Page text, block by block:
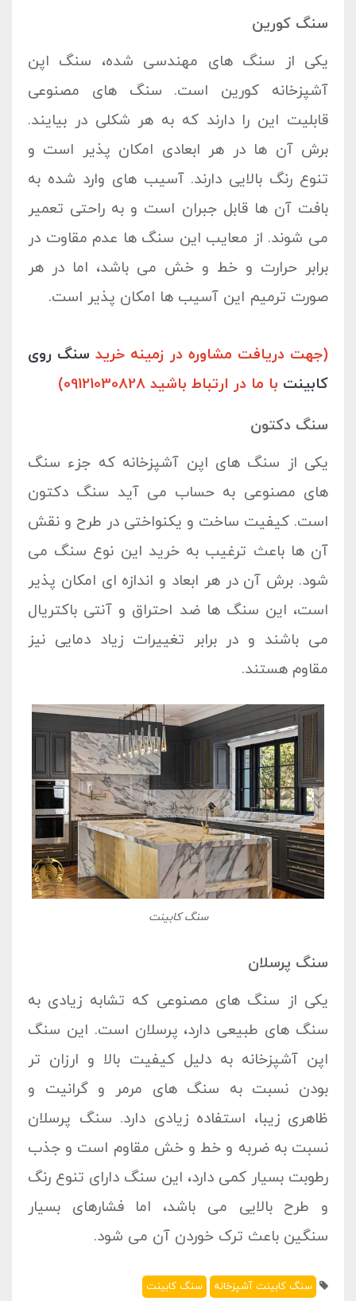
سنگ کورین
یکی از سنگ های مهندسی شده، سنگ اپن
آشپزخانه کورین است. سنگ های مصنوعی
قابلیت این را دارند که به هر شکلی در بیایند.
برش آن ها در هر ابعادی امکان پذیر است و
تنوع رنگ بالایی دارند. آسیب های وارد شده به
بافت آن ها قابل جبران است و به راحتی تعمیر
می شوند. از معایب این سنگ ها عدم مقاوت در
برابر حرارت و خط و خش می باشد، اما در هر
صورت ترمیم این آسیب ها امکان پذیر است.
(جهت دریافت مشاوره در زمینه خرید سنگ روی
کابینت با ما در ارتباط باشید 09121030828)
سنگ دکتون
یکی از سنگ های اپن آشپزخانه که جزء سنگ
های مصنوعی به حساب می آید سنگ دکتون
است. کیفیت ساخت و یکنواختی در طرح و نقش
آن ها باعث ترغیب به خرید این نوع سنگ می
شود. برش آن در هر ابعاد و اندازه ای امکان پذیر
است، این سنگ ها ضد احتراق و آنتی باکتریال
می باشند و در برابر تغییرات زیاد دمایی نیز
مقاوم هستند.
سنگ کابینت
سنگ پرسلان
یکی از سنگ های مصنوعی که تشابه زیادی به
سنگ های طبیعی دارد، پرسلان است. این سنگ
اپن آشپزخانه به دلیل کیفیت بالا و ارزان تر
بودن نسبت به سنگ های مرمر و گرانیت و
ظاهری زیبا، استفاده زیادی دارد. سنگ پرسلان
نسبت به ضربه و خط و خش مقاوم است و جذب
رطوبت بسیار کمی دارد، این سنگ دارای تنوع رنگ
و طرح بالایی می باشد، اما فشارهای بسیار
سنگین باعث ترک خوردن آن می شود.
سنگ کابینت آشپزخانه
سنگ کابینت